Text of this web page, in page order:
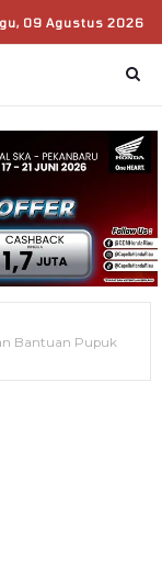
09 Agustus 2026
Bantuan Pupuk